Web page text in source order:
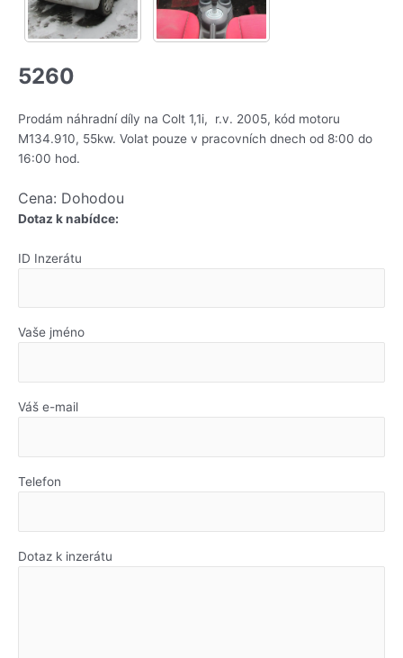
5260
Prodám náhradní díly na Colt 1,1i, r.v. 2005, kód motoru
M134.910, 55kw. Volat pouze v pracovních dnech od 8:00 do
16:00 hod.
Cena: Dohodou
Dotaz k nabídce:
ID Inzerátu
Vaše jméno
Váš e-mail
Telefon
Dotaz k inzerátu